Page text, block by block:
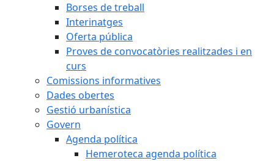
Borses de treball
Interinatges
Oferta pública
Proves de convocatòries realitzades i en
curs
Comissions informatives
Dades obertes
Gestió urbanística
Govern
Agenda política
Hemeroteca agenda política